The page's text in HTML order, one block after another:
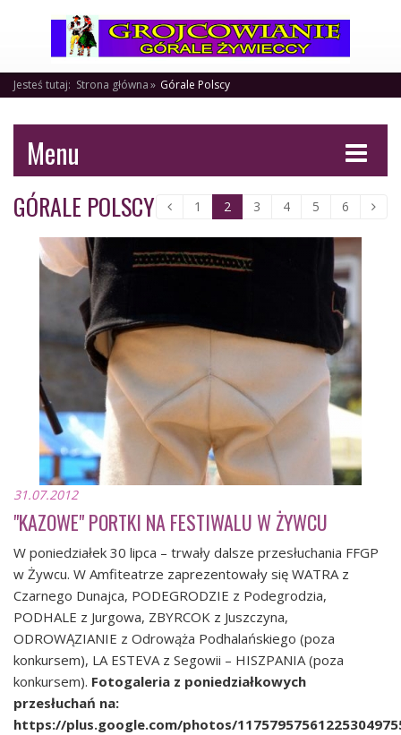
Jesteś tutaj: Strona główna Górale Polscy
Menu
GÓRALE POLSCY 1 2 3 4 5 6
31.07.2012
"KAZOWE" PORTKI NA FESTIWALU W ŻYWCU
W poniedziałek 30 lipca – trwały dalsze przesłuchania FFGP
w Żywcu. W Amfiteatrze zaprezentowały się WATRA z
Czarnego Dunajca, PODEGRODZIE z Podegrodzia,
PODHALE z Jurgowa, ZBYRCOK z Juszczyna,
ODROWĄZIANIE z Odrowąża Podhalańskiego (poza
konkursem), LA ESTEVA z Segowii – HISZPANIA (poza
konkursem). Fotogaleria z poniedziałkowych
przesłuchań na:
https://plus.google.com/photos/